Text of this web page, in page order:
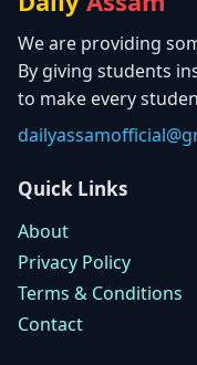
We are providing
By giving students
to make every
Quick Links
About
Privacy Policy
Terms & Conditions
Contact